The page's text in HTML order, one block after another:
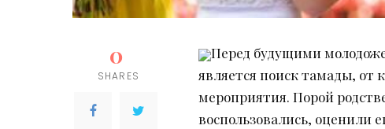
0
SHARES
Перед будущими
является поиск тамады, от
мероприятия. Порой
воспользовались, оценили